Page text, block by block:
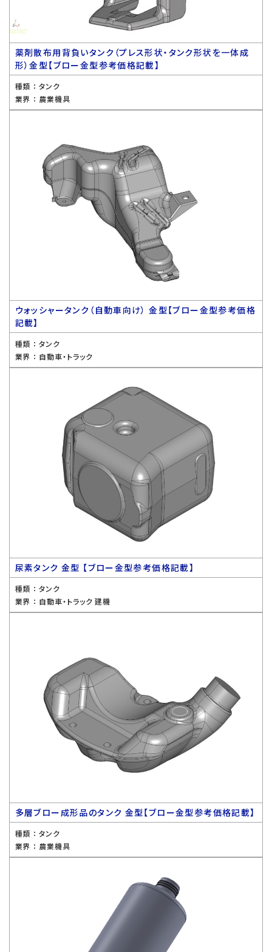
薬剤散布用背負いタンク（プレス形状・タンク形状を一体成
形）金型【ブロー金型参考価格記載】
種類 ： タンク
業界 ： 農業機具
ウォッシャータンク（自動車向け） 金型【ブロー金型参考価格
記載】
種類 ： タンク
業界 ： 自動車・トラック
尿素タンク 金型 【ブロー金型参考価格記載】
種類 ： タンク
業界 ： 自動車・トラック 建機
多層ブロー成形品のタンク 金型【ブロー金型参考価格記載】
種類 ： タンク
業界 ： 農業機具